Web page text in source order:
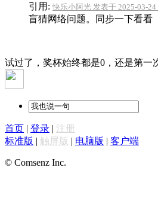
引用: 快乐小阿光 发表于 2025-03-24
盲猜网络问题。同步一下看看
试过了，奖杯始终都是0，还是第一
首页 | 登录 | 注册
标准版 | 触屏版 | 电脑版 | 客户端
© Comsenz Inc.